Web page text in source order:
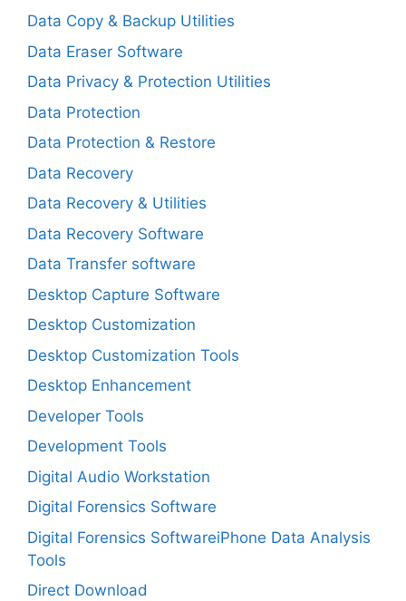
Data Copy & Backup Utilities
Data Eraser Software
Data Privacy & Protection Utilities
Data Protection
Data Protection & Restore
Data Recovery
Data Recovery & Utilities
Data Recovery Software
Data Transfer software
Desktop Capture Software
Desktop Customization
Desktop Customization Tools
Desktop Enhancement
Developer Tools
Development Tools
Digital Audio Workstation
Digital Forensics Software
Digital Forensics SoftwareiPhone Data Analysis
Tools
Direct Download